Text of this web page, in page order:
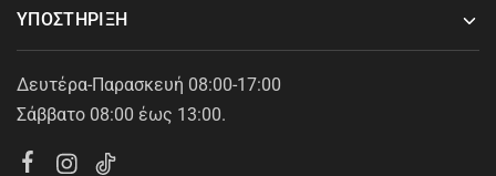
ΥΠΟΣΤΗΡΙΞΗ
Δευτέρα-Παρασκευή 08:00-17:00
Σάββατο 08:00 έως 13:00.